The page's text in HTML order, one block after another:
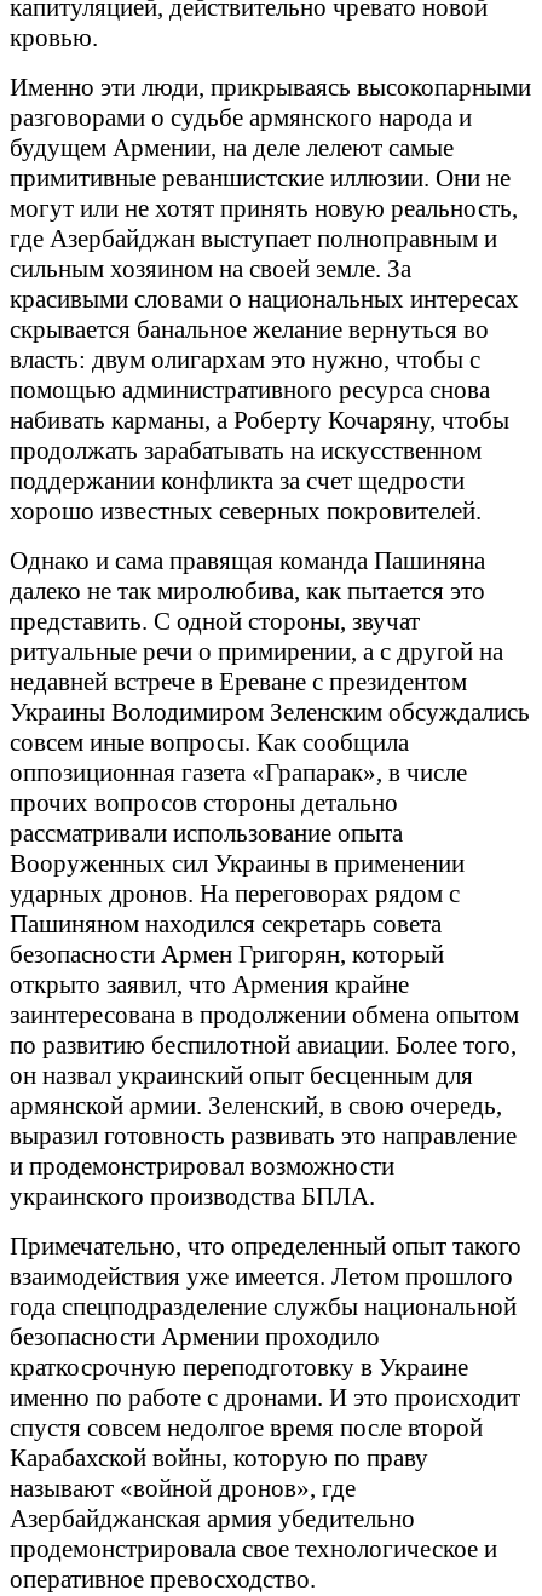
капитуляцией, действительно чревато новой
кровью.
Именно эти люди, прикрываясь высокопарными
разговорами о судьбе армянского народа и
будущем Армении, на деле лелеют самые
примитивные реваншистские иллюзии. Они не
могут или не хотят принять новую реальность,
где Азербайджан выступает полноправным и
сильным хозяином на своей земле. За
красивыми словами о национальных интересах
скрывается банальное желание вернуться во
власть: двум олигархам это нужно, чтобы с
помощью административного ресурса снова
набивать карманы, а Роберту Кочаряну, чтобы
продолжать зарабатывать на искусственном
поддержании конфликта за счет щедрости
хорошо известных северных покровителей.
Однако и сама правящая команда Пашиняна
далеко не так миролюбива, как пытается это
представить. С одной стороны, звучат
ритуальные речи о примирении, а с другой на
недавней встрече в Ереване с президентом
Украины Володимиром Зеленским обсуждались
совсем иные вопросы. Как сообщила
оппозиционная газета «Грапарак», в числе
прочих вопросов стороны детально
рассматривали использование опыта
Вооруженных сил Украины в применении
ударных дронов. На переговорах рядом с
Пашиняном находился секретарь совета
безопасности Армен Григорян, который
открыто заявил, что Армения крайне
заинтересована в продолжении обмена опытом
по развитию беспилотной авиации. Более того,
он назвал украинский опыт бесценным для
армянской армии. Зеленский, в свою очередь,
выразил готовность развивать это направление
и продемонстрировал возможности
украинского производства БПЛА.
Примечательно, что определенный опыт такого
взаимодействия уже имеется. Летом прошлого
года спецподразделение службы национальной
безопасности Армении проходило
краткосрочную переподготовку в Украине
именно по работе с дронами. И это происходит
спустя совсем недолгое время после второй
Карабахской войны, которую по праву
называют «войной дронов», где
Азербайджанская армия убедительно
продемонстрировала свое технологическое и
оперативное превосходство.